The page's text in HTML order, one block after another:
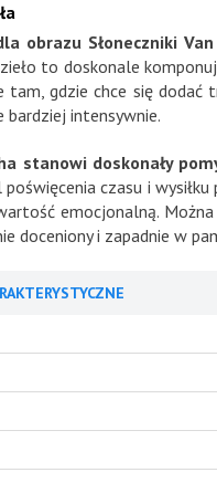
obrazu Słoneczniki
to doskonale
tam, gdzie chce się
bardziej intensywnie.
stanowi doskonały
czasu i
emocjonalną.
doceniony i zapadnie w